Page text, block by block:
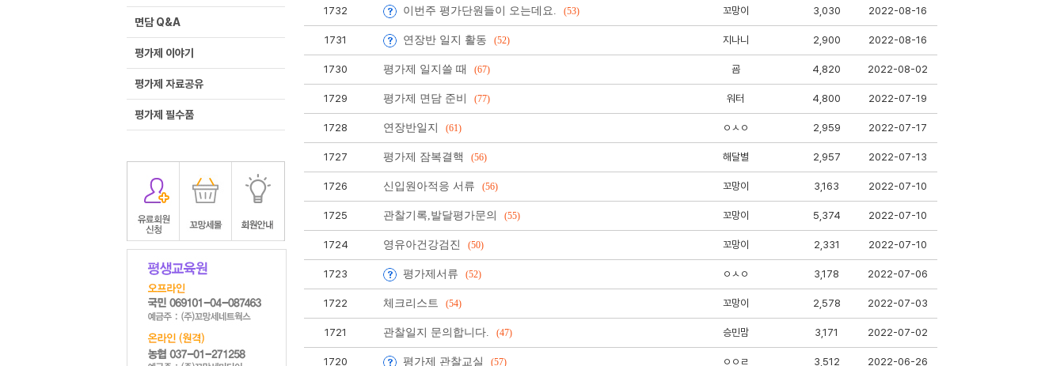
면담 Q&A
평가제 이야기
평가제 자료공유
평가제 필수품
1732 이번주 평가단원들이 오는데요. (53) 꼬망이 3,030 2022-08-16
1731 연장반 일지 활동 (52) 지나니 2,900 2022-08-16
1730 평가제 일지쓸 때 (67) 굠 4,820 2022-08-02
1729 평가제 면담 준비 (77) 워터 4,800 2022-07-19
1728 연장반일지 (61) ㅇㅅㅇ 2,959 2022-07-17
1727 평가제 잠복결핵 (56) 해달별 2,957 2022-07-13
1726 신입원아적응 서류 (56) 꼬망이 3,163 2022-07-10
1725 관찰기록,발달평가문의 (55) 꼬망이 5,374 2022-07-10
1724 영유아건강검진 (50) 꼬망이 2,331 2022-07-10
1723 평가제서류 (52) ㅇㅅㅇ 3,178 2022-07-06
1722 체크리스트 (54) 꼬망이 2,578 2022-07-03
1721 관찰일지 문의합니다. (47) 승민맘 3,171 2022-07-02
1720 평가제 관찰교실 (57) ㅇㅇㄹ 3,512 2022-06-26